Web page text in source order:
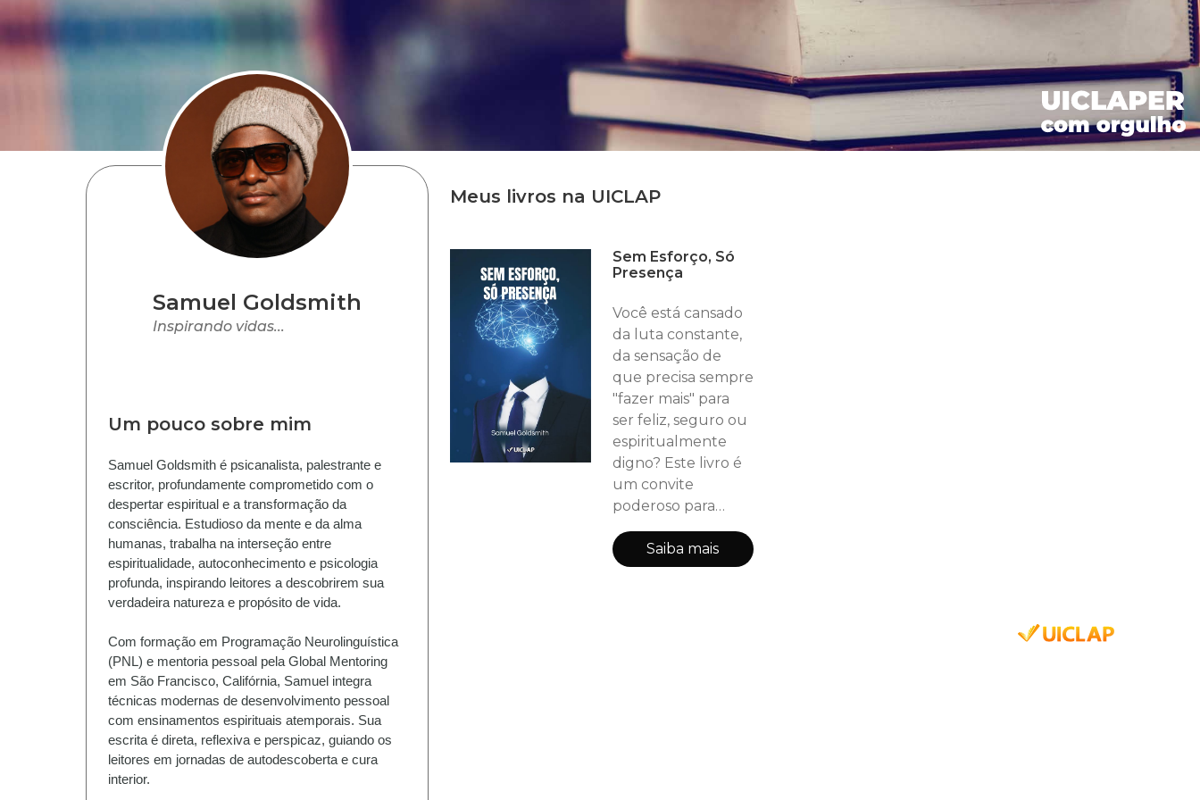
Samuel Goldsmith
Inspirando vidas...
Um pouco sobre mim
Samuel Goldsmith é psicanalista, palestrante e
escritor, profundamente comprometido com o
despertar espiritual e a transformação da
consciência. Estudioso da mente e da alma
humanas, trabalha na interseção entre
espiritualidade, autoconhecimento e psicologia
profunda, inspirando leitores a descobrirem sua
verdadeira natureza e propósito de vida.
Com formação em Programação Neurolinguística
(PNL) e mentoria pessoal pela Global Mentoring
em São Francisco, Califórnia, Samuel integra
técnicas modernas de desenvolvimento pessoal
com ensinamentos espirituais atemporais. Sua
escrita é direta, reflexiva e perspicaz, guiando os
leitores em jornadas de autodescoberta e cura
interior.
Meus livros na UICLAP
Sem Esforço, Só
Presença
Você está cansado
da luta constante,
da sensação de
que precisa sempre
"fazer mais" para
ser feliz, seguro ou
espiritualmente
digno? Este livro é
um convite
poderoso para
abandonar o
esforço e descansar
na presença — na
Saiba mais